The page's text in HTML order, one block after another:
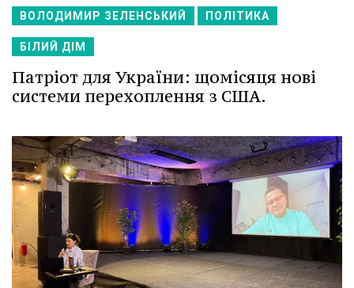
ВОЛОДИМИР ЗЕЛЕНСЬКИЙ ПОЛІТИКА
БІЛИЙ ДІМ
Патріот для України: щомісяця нові
системи перехоплення з США.